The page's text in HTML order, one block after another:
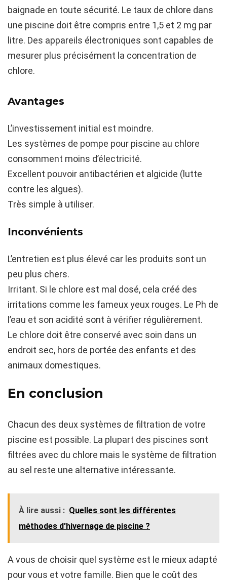
baignade en toute sécurité. Le taux de chlore dans
une piscine doit être compris entre 1,5 et 2 mg par
litre. Des appareils électroniques sont capables de
mesurer plus précisément la concentration de
chlore.
Avantages
L’investissement initial est moindre.
Les systèmes de pompe pour piscine au chlore
consomment moins d’électricité.
Excellent pouvoir antibactérien et algicide (lutte
contre les algues).
Très simple à utiliser.
Inconvénients
L’entretien est plus élevé car les produits sont un
peu plus chers.
Irritant. Si le chlore est mal dosé, cela créé des
irritations comme les fameux yeux rouges. Le Ph de
l’eau et son acidité sont à vérifier régulièrement.
Le chlore doit être conservé avec soin dans un
endroit sec, hors de portée des enfants et des
animaux domestiques.
En conclusion
Chacun des deux systèmes de filtration de votre
piscine est possible. La plupart des piscines sont
filtrées avec du chlore mais le système de filtration
au sel reste une alternative intéressante.
À lire aussi : Quelles sont les différentes
méthodes d'hivernage de piscine ?
A vous de choisir quel système est le mieux adapté
pour vous et votre famille. Bien que le coût des